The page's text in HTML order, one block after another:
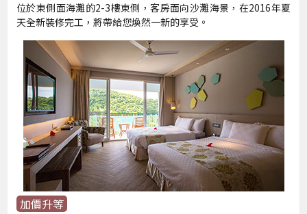
位於東側面海灘的2-3樓東側，客房面向沙灘海景，在2016年夏
天全新裝修完工，將帶給您煥然一新的享受。
加價升等